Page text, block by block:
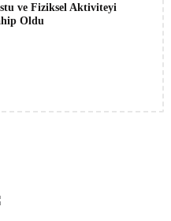
ve Fiziksel Aktiviteyi
Oldu